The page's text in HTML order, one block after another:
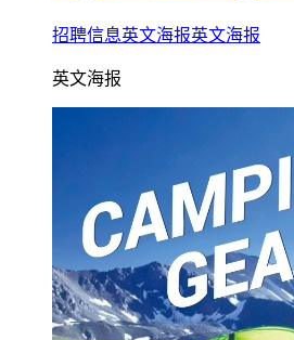
招聘信息英文海报英文海报
英文海报